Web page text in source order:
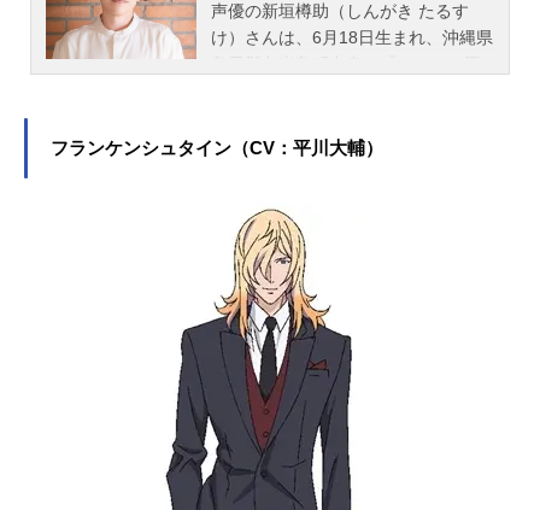
声優の新垣樽助（しんがき たるす
け）さんは、6月18日生まれ、沖縄県
作品のキャラクターを演じていま
フランケンシュタイン（CV：平川大輔）